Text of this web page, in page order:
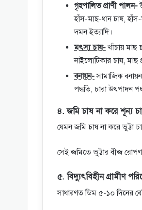
গৃহপালিত প্রাণী পালন-
হাঁস-মাছ-ধান চাষ,
দমন ইত্যাদি।
মৎস্য চাষ- খাঁচায় মাছ
নাইলোটিকার চাষ, মাছ
বনায়ন-সামাজিক
পদ্ধতি, চারা উৎপাদন
৪. জমি চাষ না করে শূন্য
যেমন জমি চাষ না করে ভুট্টা
সেই জমিতে ভুট্টার বীজ
৫. বিদ্যুৎবিহীন গ্রামীণ
সাধারণত ডিম ৫-১০ দিনের